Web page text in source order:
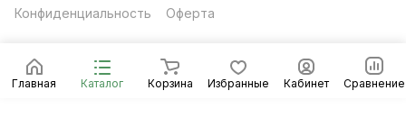
Главная Каталог Корзина Избранные Кабинет Сравнение
Конфиденциальность Оферта